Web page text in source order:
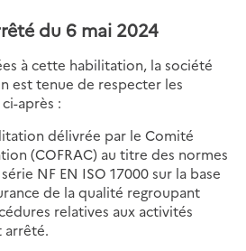
du 6 mai 2024
à cette habilitation, la société
est tenue de respecter les
après :
délivrée par le Comité
(COFRAC) au titre des normes
NF EN ISO 17000 sur la base
de la qualité regroupant
relatives aux activités
arrêté.